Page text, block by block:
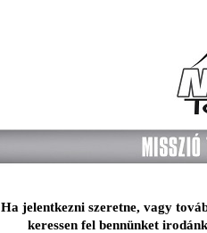
Ha jelentkezni szeretne, vagy
keressen fel bennünket